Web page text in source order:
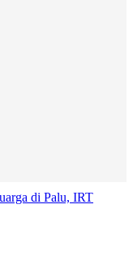
di Palu, IRT